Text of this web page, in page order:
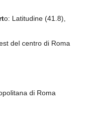
o: Latitudine (41.8),
del centro di Roma
di Roma